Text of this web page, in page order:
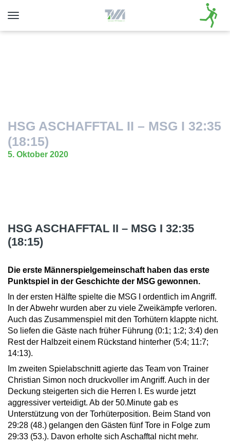
Toggle
HSG ASCHAFFTAL II – MSG I 32:35
(18:15)
5. Oktober 2020
HSG ASCHAFFTAL II – MSG I 32:35
(18:15)
Die erste Männerspielgemeinschaft haben das erste
Punktspiel in der Geschichte der MSG gewonnen.
In der ersten Hälfte spielte die MSG I ordentlich im Angriff.
In der Abwehr wurden aber zu viele Zweikämpfe verloren.
Auch das Zusammenspiel mit den Torhütern klappte nicht.
So liefen die Gäste nach früher Führung (0:1; 1:2; 3:4) den
Rest der Halbzeit einem Rückstand hinterher (5:4; 11:7;
14:13).
Im zweiten Spielabschnitt agierte das Team von Trainer
Christian Simon noch druckvoller im Angriff. Auch in der
Deckung steigerten sich die Herren I. Es wurde jetzt
aggressiver verteidigt. Ab der 50.Minute gab es
Unterstützung von der Torhüterposition. Beim Stand von
29:28 (48.) gelangen den Gästen fünf Tore in Folge zum
29:33 (53.). Davon erholte sich Aschafftal nicht mehr.